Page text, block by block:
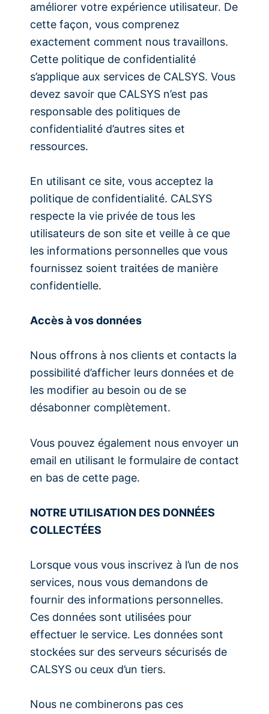
améliorer votre expérience utilisateur. De
cette façon, vous comprenez
exactement comment nous travaillons.
Cette politique de confidentialité
s’applique aux services de CALSYS. Vous
devez savoir que CALSYS n’est pas
responsable des politiques de
confidentialité d’autres sites et
ressources.
En utilisant ce site, vous acceptez la
politique de confidentialité. CALSYS
respecte la vie privée de tous les
utilisateurs de son site et veille à ce que
les informations personnelles que vous
fournissez soient traitées de manière
confidentielle.
Accès à vos données
Nous offrons à nos clients et contacts la
possibilité d’afficher leurs données et de
les modifier au besoin ou de se
désabonner complètement.
Vous pouvez également nous envoyer un
email en utilisant le formulaire de contact
en bas de cette page.
NOTRE UTILISATION DES DONNÉES
COLLECTÉES
Lorsque vous vous inscrivez à l’un de nos
services, nous vous demandons de
fournir des informations personnelles.
Ces données sont utilisées pour
effectuer le service. Les données sont
stockées sur des serveurs sécurisés de
CALSYS ou ceux d’un tiers.
Nous ne combinerons pas ces